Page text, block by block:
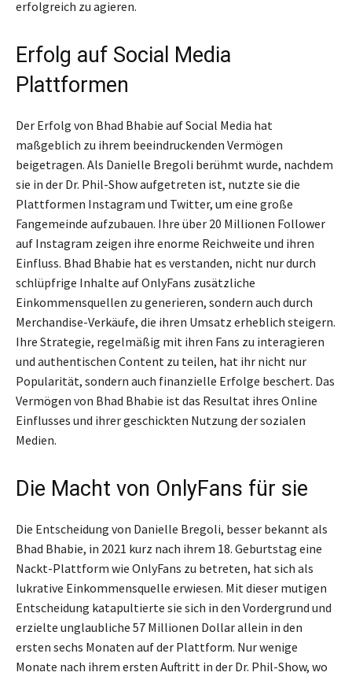
erfolgreich zu agieren.
Erfolg auf Social Media
Plattformen
Der Erfolg von Bhad Bhabie auf Social Media hat
maßgeblich zu ihrem beeindruckenden Vermögen
beigetragen. Als Danielle Bregoli berühmt wurde, nachdem
sie in der Dr. Phil-Show aufgetreten ist, nutzte sie die
Plattformen Instagram und Twitter, um eine große
Fangemeinde aufzubauen. Ihre über 20 Millionen Follower
auf Instagram zeigen ihre enorme Reichweite und ihren
Einfluss. Bhad Bhabie hat es verstanden, nicht nur durch
schlüpfrige Inhalte auf OnlyFans zusätzliche
Einkommensquellen zu generieren, sondern auch durch
Merchandise-Verkäufe, die ihren Umsatz erheblich steigern.
Ihre Strategie, regelmäßig mit ihren Fans zu interagieren
und authentischen Content zu teilen, hat ihr nicht nur
Popularität, sondern auch finanzielle Erfolge beschert. Das
Vermögen von Bhad Bhabie ist das Resultat ihres Online
Einflusses und ihrer geschickten Nutzung der sozialen
Medien.
Die Macht von OnlyFans für sie
Die Entscheidung von Danielle Bregoli, besser bekannt als
Bhad Bhabie, in 2021 kurz nach ihrem 18. Geburtstag eine
Nackt-Plattform wie OnlyFans zu betreten, hat sich als
lukrative Einkommensquelle erwiesen. Mit dieser mutigen
Entscheidung katapultierte sie sich in den Vordergrund und
erzielte unglaubliche 57 Millionen Dollar allein in den
ersten sechs Monaten auf der Plattform. Nur wenige
Monate nach ihrem ersten Auftritt in der Dr. Phil-Show, wo